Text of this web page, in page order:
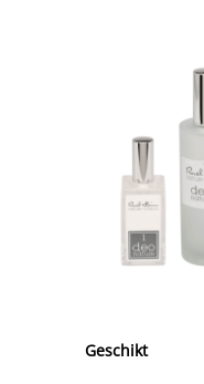
Geschikt